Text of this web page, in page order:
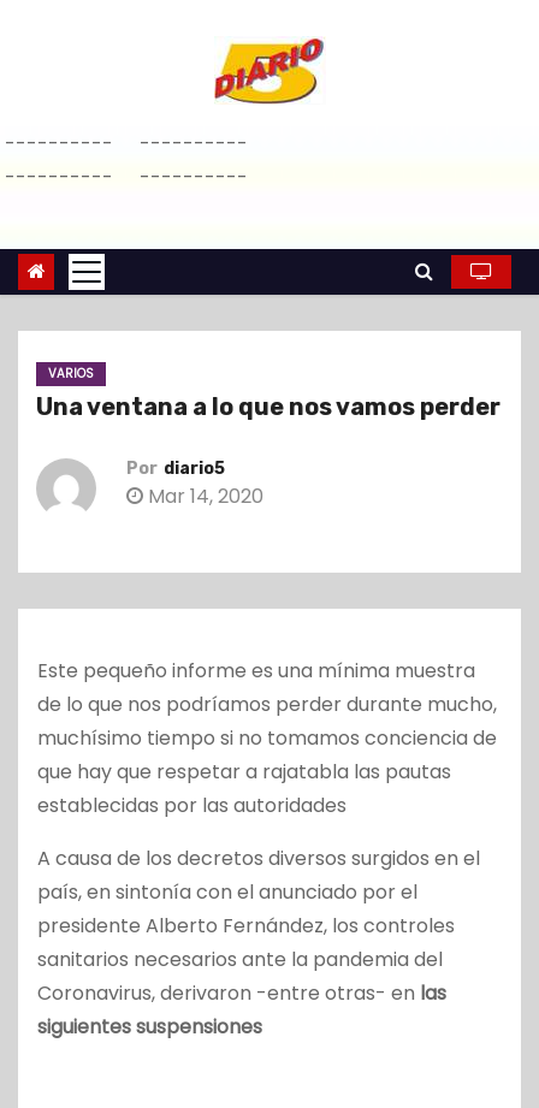
a
r
l
----------
----------
----------
----------
VARIOS
Una ventana a lo que nos vamos perder
Por diario5
Mar 14, 2020
Este pequeño informe es una mínima muestra
de lo que nos podríamos perder durante mucho,
muchísimo tiempo si no tomamos conciencia de
que hay que respetar a rajatabla las pautas
establecidas por las autoridades
A causa de los decretos diversos surgidos en el
país, en sintonía con el anunciado por el
presidente Alberto Fernández, los controles
sanitarios necesarios ante la pandemia del
Coronavirus, derivaron -entre otras- en las
siguientes suspensiones